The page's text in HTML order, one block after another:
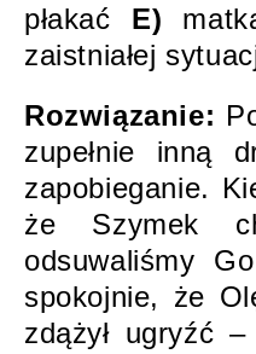
płakać E)
zaistniałej
Rozwiązanie:
zupełnie inną
zapobieganie.
że Szymek
odsuwaliśmy
spokojnie, że
zdążył ugryźć –